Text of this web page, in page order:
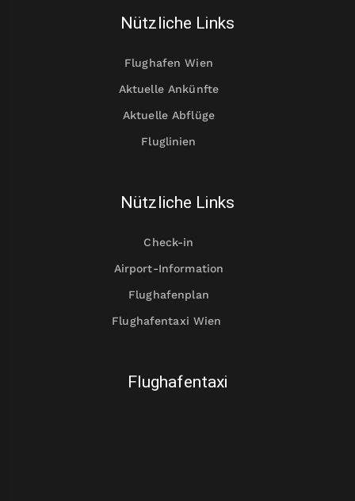
Nützliche Links
Flughafen Wien
Aktuelle Ankünfte
Aktuelle Abflüge
Fluglinien
Nützliche Links
Check-in
Airport-Information
Flughafenplan
Flughafentaxi Wien
Flughafentaxi